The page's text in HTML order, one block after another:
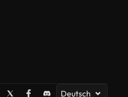
Deutsch